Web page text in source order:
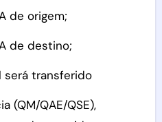
de origem;
de destino;
será transferido
(QM/QAE/QSE),